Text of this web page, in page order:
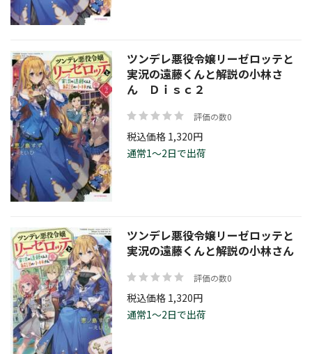
ツンデレ悪役令嬢リーゼロッテと
実況の遠藤くんと解説の小林さ
ん Ｄｉｓｃ２
評価の数0
税込価格 1,320円
通常1～2日で出荷
ツンデレ悪役令嬢リーゼロッテと
実況の遠藤くんと解説の小林さん
評価の数0
税込価格 1,320円
通常1～2日で出荷